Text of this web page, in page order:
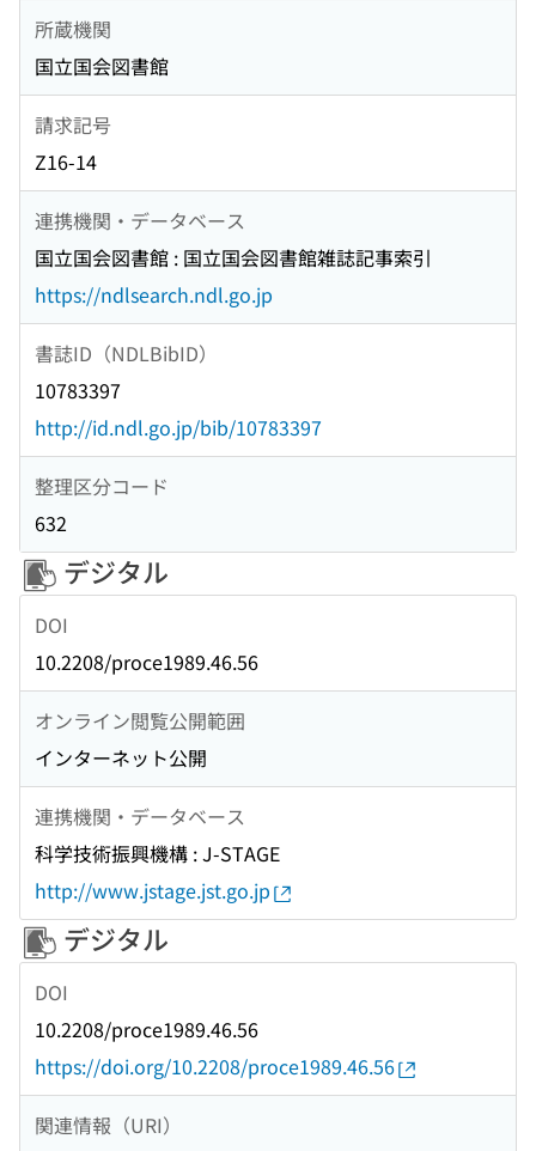
所蔵機関
国立国会図書館
請求記号
Z16-14
連携機関・データベース
国立国会図書館 : 国立国会図書館雑誌記事索引
https://ndlsearch.ndl.go.jp
書誌ID（NDLBibID）
10783397
http://id.ndl.go.jp/bib/10783397
整理区分コード
632
デジタル
DOI
10.2208/proce1989.46.56
オンライン閲覧公開範囲
インターネット公開
連携機関・データベース
科学技術振興機構 : J-STAGE
http://www.jstage.jst.go.jp
デジタル
DOI
10.2208/proce1989.46.56
https://doi.org/10.2208/proce1989.46.56
関連情報（URI）